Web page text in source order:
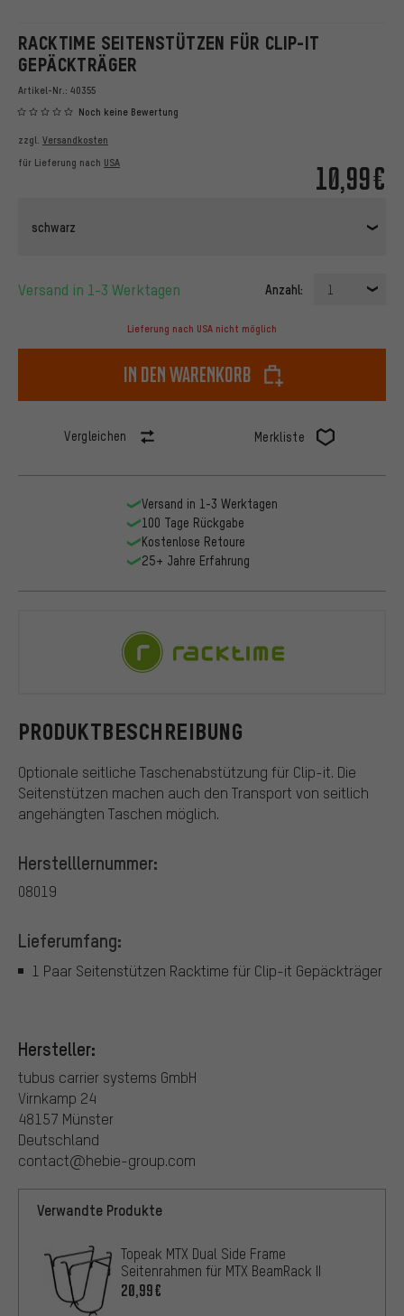
RACKTIME SEITENSTÜTZEN FÜR CLIP-IT
GEPÄCKTRÄGER
Artikel-Nr.: 40355
Noch keine Bewertung
10,99€
zzgl. Versandkosten
für Lieferung nach USA
schwarz
Versand in 1-3 Werktagen Anzahl: 1
Lieferung nach USA nicht möglich
In den Warenkorb
Vergleichen Merkliste
PRODUKTBESCHREIBUNG
Optionale seitliche Taschenabstützung für Clip-it. Die
Seitenstützen machen auch den Transport von seitlich
angehängten Taschen möglich.
Herstelllernummer:
08019
Lieferumfang:
1 Paar Seitenstützen Racktime für Clip-it Gepäckträger
Hersteller:
tubus carrier systems GmbH
Virnkamp 24
48157 Münster
Deutschland
contact@hebie-group.com
Verwandte Produkte
Topeak MTX Dual Side Frame
Seitenrahmen für MTX BeamRack II
20,99€
Versand in 1-3 Werktagen
100 Tage Rückgabe
Kostenlose Retoure
25+ Jahre Erfahrung
Racktime